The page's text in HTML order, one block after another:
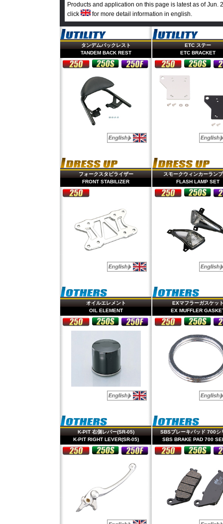
Products and application on this page is latest as of
click
for more detail information in english.
タンデムバックレスト
TANDEM BACK REST
ETC ステー
ETC BRACKET
フォークスタビライザー
FRONT STABILIZER
スモークウィンカーラン
FLASH LAMP SET
オイルエレメント
OIL ELEMENT
EXマフラーガスケッ
EX MUFFLER
K-PIT 右側レバー(SR-05)
K-PIT RIGHT LEVER(SR-05)
SBSブレーキパッド 700シ
SBS BRAKE PAD 700